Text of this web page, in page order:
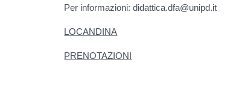
Per informazioni: didattica.dfa@unipd.it
LOCANDINA
PRENOTAZIONI